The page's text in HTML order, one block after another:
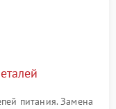
питания. Замена